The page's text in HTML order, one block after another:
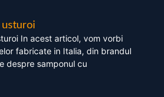
usturoi
In acest articol, vom vorbi
fabricate in Italia, din brandul
despre samponul cu